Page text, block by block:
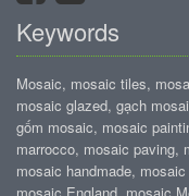
Keywords
Mosaic, mosaic tiles,
mosaic glazed, gạch
gốm mosaic, mosaic
marrocco, mosaic paving,
mosaic handmade,